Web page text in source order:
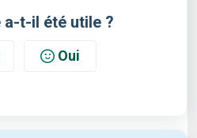
a-t-il été utile ?
Oui